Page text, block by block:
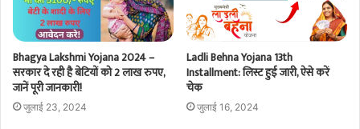
Bhagya Lakshmi Yojana 2024 –
सरकार दे रही है बेटियों को 2 लाख रुपए,
जानें पूरी जानकारी!
जुलाई 23, 2024
Ladli Behna Yojana 13th
Installment: लिस्ट हुई जारी, ऐसे करें
चेक
जुलाई 16, 2024